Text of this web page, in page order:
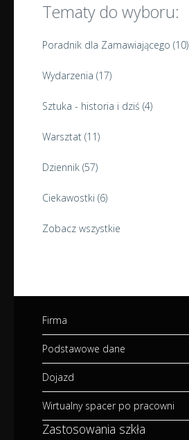
Tematy do wyboru:
Poradnik dla Zamawiającego (10)
Wydarzenia (17)
Sztuka - historia i dziś (4)
Warsztat(11)
Dziennik(57)
Ciekawostki (6)
Zobacz wszystkie
Firma
Podstawowe dane
Dojazd
Wirtualny spacer po pracowni
Zastosowania szkła